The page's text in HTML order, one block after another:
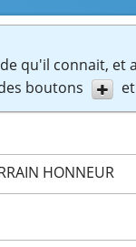
qu'il connait, et
boutons
HONNEUR